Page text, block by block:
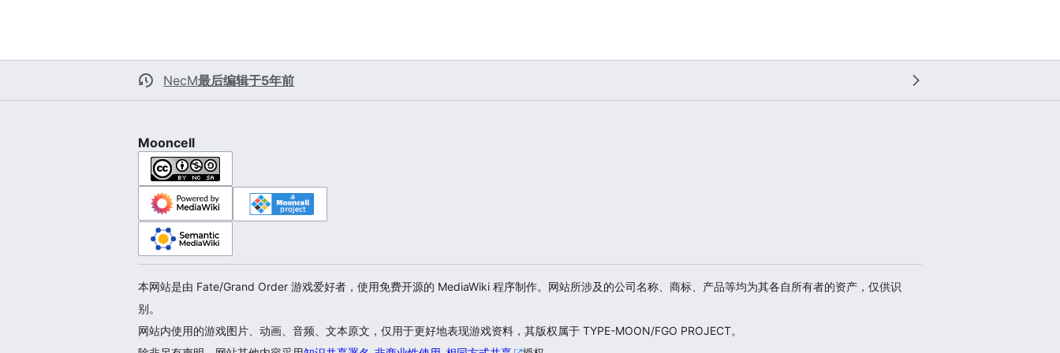
NecM最后编辑于5年前
Mooncell
本网站是由 Fate/Grand Order 游戏爱好者，使用免费开源的 MediaWiki 程序制作。网站所涉及的公司名称、商标、产品等均为其各自所有者的资产，仅供识
别。
网站内使用的游戏图片、动画、音频、文本原文，仅用于更好地表现游戏资料，其版权属于 TYPE-MOON/FGO PROJECT。